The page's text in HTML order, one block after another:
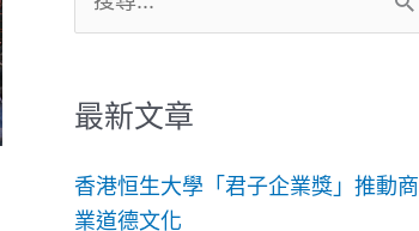
尋
鍵
最新文章
香港恒生大學「君子企業獎」推動商
業道德文化